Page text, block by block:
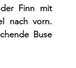
Finn mit
nach vorn.
Buse